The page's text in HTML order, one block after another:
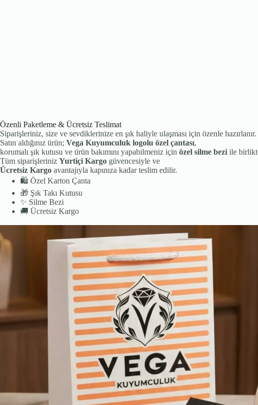
Özenli Paketleme & Ücretsiz Teslimat
Siparişleriniz, size ve sevdiklerinize en şık haliyle ulaşması için özenle hazırlanır.
Satın aldığınız ürün; Vega Kuyumculuk logolu özel çantası,
korumalı şık kutusu ve ürün bakımını yapabilmeniz için özel silme bezi ile
Tüm siparişleriniz Yurtiçi Kargo güvencesiyle ve
Ücretsiz Kargo avantajıyla kapınıza kadar teslim edilir.
🛍️ Özel Karton Çanta
🎁 Şık Takı Kutusu
✨ Silme Bezi
🚚 Ücretsiz Kargo